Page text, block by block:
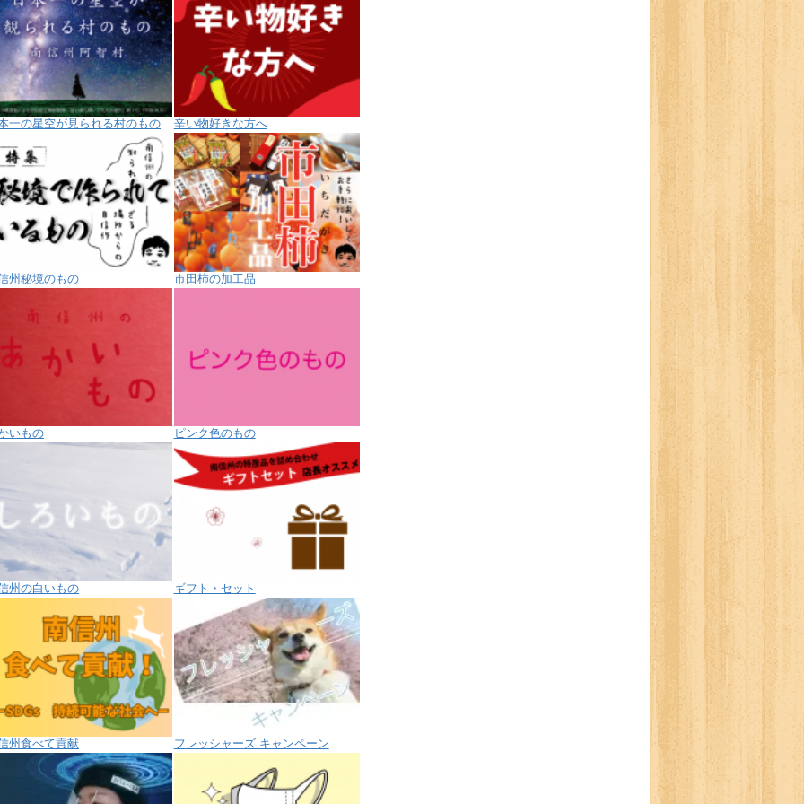
一の星空が見られる村のもの 辛い物好きな方へ
州秘境のもの 市田柿の加工品
いもの ピンク色のもの
州の白いもの ギフト・セット
州食べて貢献 フレッシャーズ キャンペーン